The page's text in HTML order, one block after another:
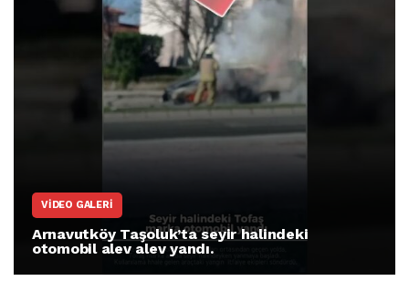
VIDEO GALERI
Arnavutköy Taşoluk’ta seyir halindeki
otomobil alev alev yandı.